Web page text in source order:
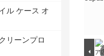
ル ケース オ
リーンプロ